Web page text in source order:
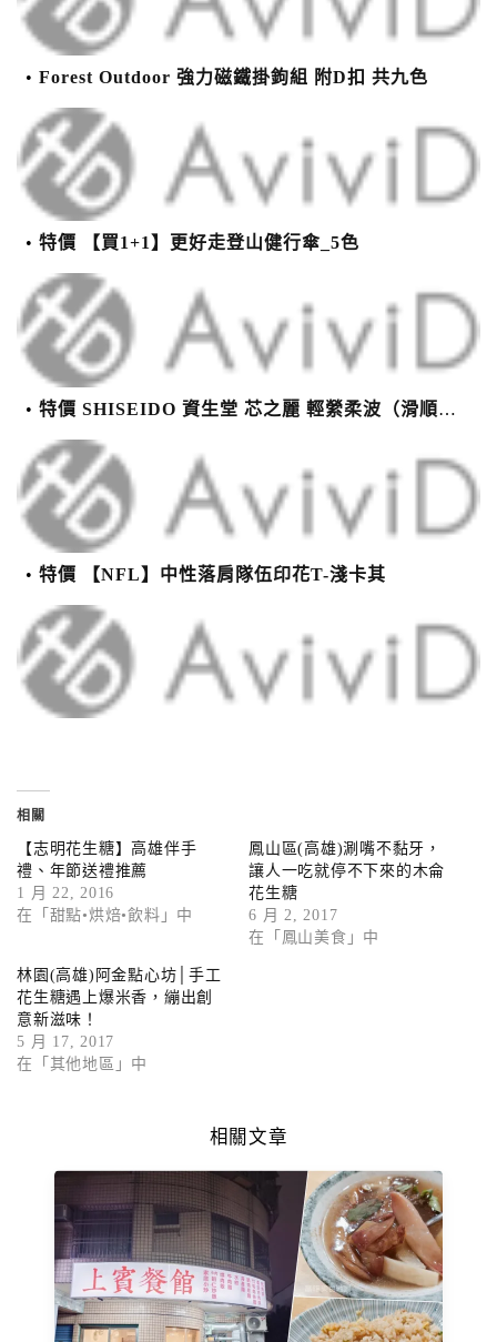
Forest Outdoor 強力磁鐵掛鉤組 附D扣 共九色
特價 【買1+1】更好走登山健行傘_5色
特價 SHISEIDO 資生堂 芯之麗 輕縈柔波（滑順潤澤）護髮乳 1000g
特價 【NFL】中性落肩隊伍印花T-淺卡其
相關
【志明花生糖】高雄伴手
禮、年節送禮推薦
1 月 22, 2016
在「甜點•烘焙•飲料」中
鳳山區(高雄)涮嘴不黏牙，
讓人一吃就停不下來的木侖
花生糖
6 月 2, 2017
在「鳳山美食」中
林園(高雄)阿金點心坊│手工
花生糖遇上爆米香，繃出創
意新滋味！
5 月 17, 2017
在「其他地區」中
相關文章